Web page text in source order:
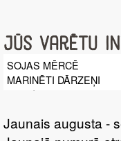
Jūs varētu
SOJAS MĒRCĒ
MARINĒTI DĀRZEŅI
Jaunais augusta -